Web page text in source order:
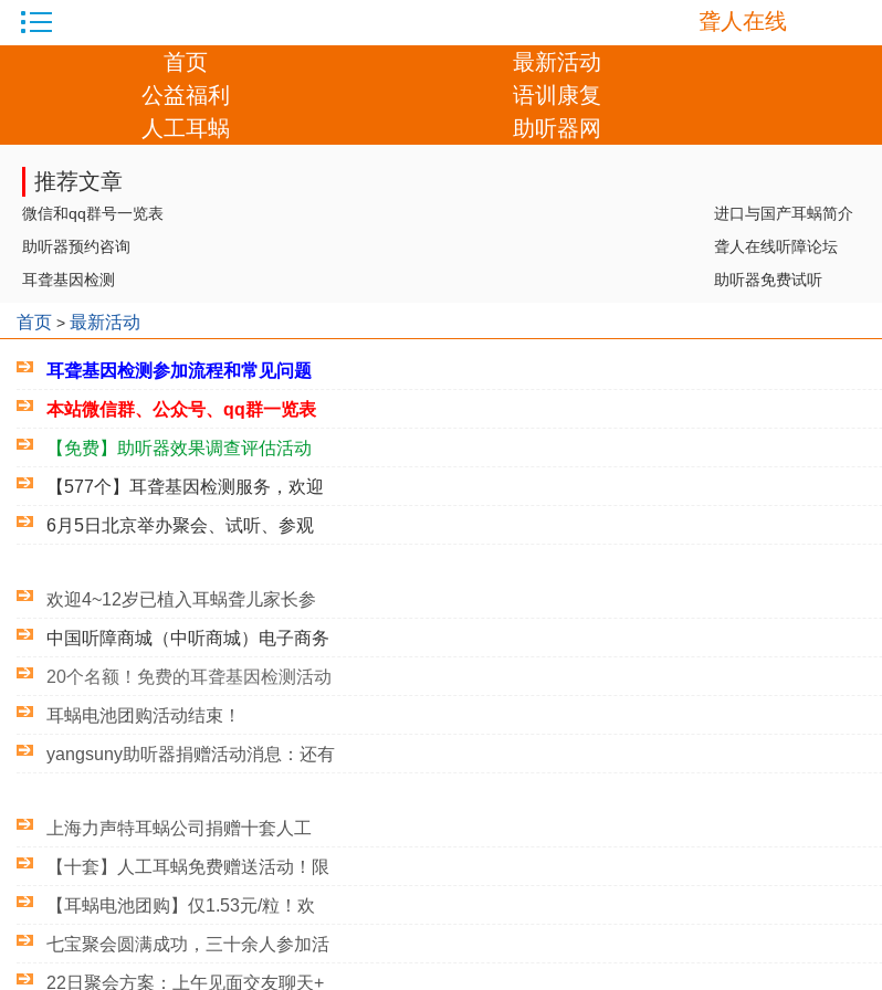
聋人在线
首页
最新活动
公益福利
语训康复
人工耳蜗
助听器网
推荐文章
微信和qq群号一览表
进口与国产耳蜗简介
助听器预约咨询
聋人在线听障论坛
耳聋基因检测
助听器免费试听
首页 > 最新活动
耳聋基因检测参加流程和常见问题
本站微信群、公众号、qq群一览表
【免费】助听器效果调查评估活动
【577个】耳聋基因检测服务，欢迎
6月5日北京举办聚会、试听、参观
欢迎4~12岁已植入耳蜗聋儿家长参
中国听障商城（中听商城）电子商务
20个名额！免费的耳聋基因检测活动
耳蜗电池团购活动结束！
yangsuny助听器捐赠活动消息：还有
上海力声特耳蜗公司捐赠十套人工
【十套】人工耳蜗免费赠送活动！限
【耳蜗电池团购】仅1.53元/粒！欢
七宝聚会圆满成功，三十余人参加活
22日聚会方案：上午见面交友聊天+